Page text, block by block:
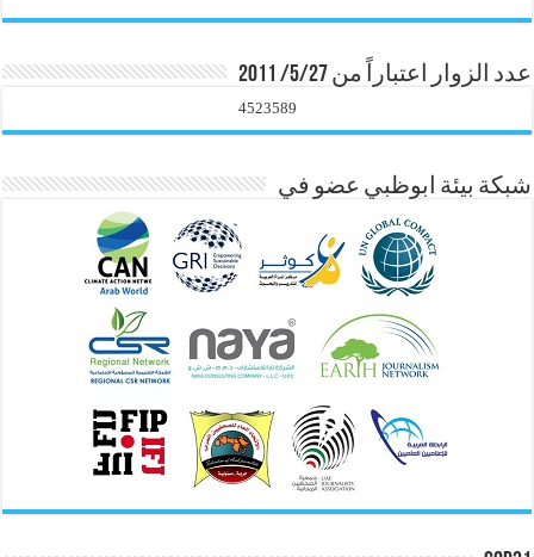
عدد الزوار اعتباراً من 5/27/ 2011
4523589
شبكة بيئة ابوظبي عضو في